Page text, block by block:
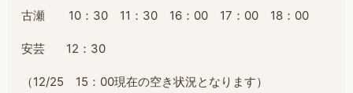
古瀬 10：30 11：30 16：00 17：00 18：00
安芸 12：30
（12/25 15：00現在の空き状況となります）